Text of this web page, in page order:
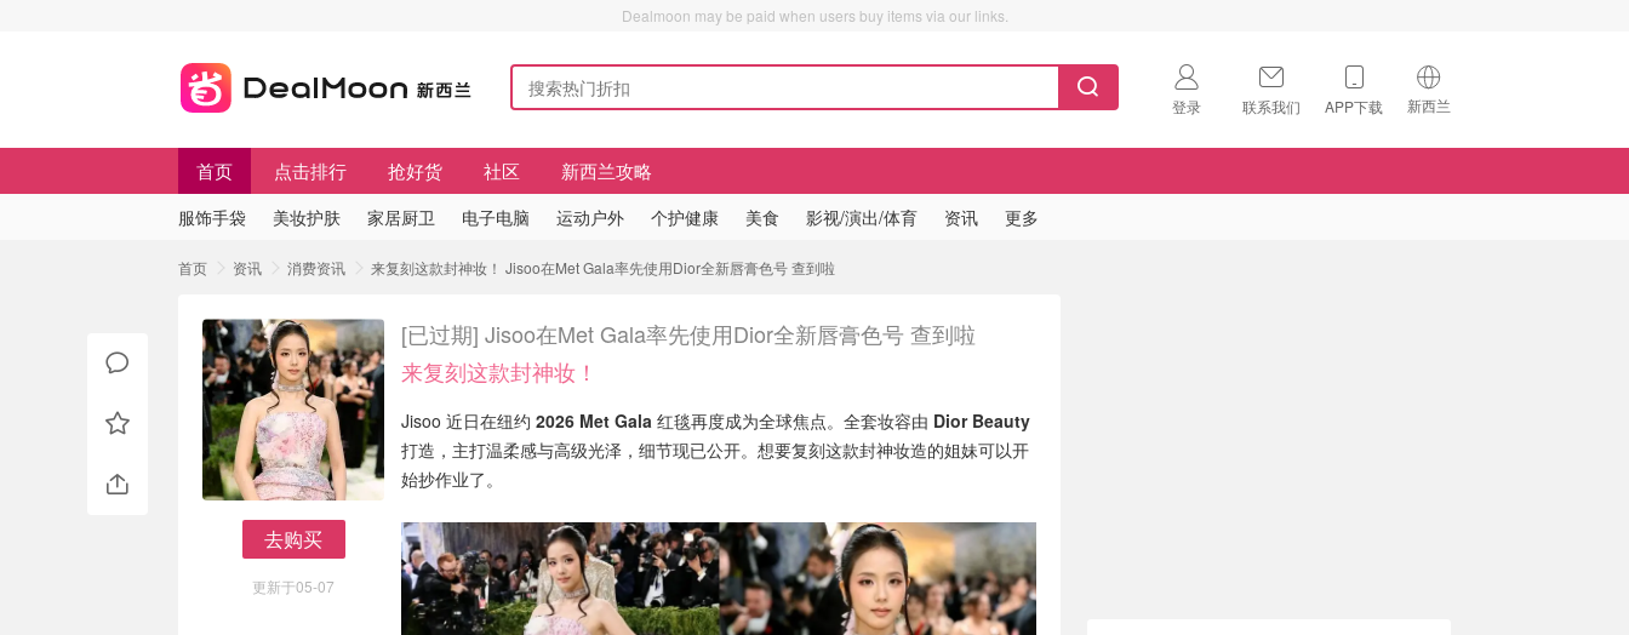
Dealmoon may be paid when users buy items via our links.
登录 联系我们 APP下载 新西兰
🇺🇸
首页 点击排行 抢好货 社区 新西兰攻略
服饰手袋 美妆护肤 家居厨卫 电子电脑 运动户外 个护健康 美食 影视/演出/体育 资讯 更多
首页 资讯 消费资讯 来复刻这款封神妆！ Jisoo在Met Gala率先使用Dior全新唇膏色号 查到啦
去购买
更新于05-07
[已过期] Jisoo在Met Gala率先使用Dior全新唇膏色号 查到啦
来复刻这款封神妆！
Jisoo 近日在纽约 2026 Met Gala 红毯再度成为全球焦点。全套妆容由 Dior Beauty
打造，主打温柔感与高级光泽，细节现已公开。想要复刻这款封神妆造的姐妹可以开
始抄作业了。